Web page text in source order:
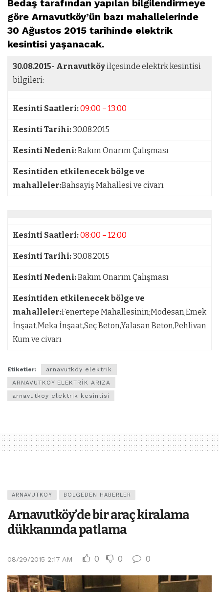
Bedaş tarafından yapılan bilgilendirmeye
göre Arnavutköy’ün bazı mahallelerinde
30 Ağustos 2015 tarihinde elektrik
kesintisi yaşanacak.
30.08.2015- Arnavutköyilçesinde elektrk kesintisi
bilgileri:
Kesinti Saatleri:09:00 – 13:00
Kesinti Tarihi: 30.08.2015
Kesinti Nedeni:Bakım Onarım Çalışması
Kesintiden etkilenecek bölge ve
mahalleler:Bahsayiş Mahallesi ve civarı
Kesinti Saatleri:08:00 – 12:00
Kesinti Tarihi: 30.08.2015
Kesinti Nedeni:Bakım Onarım Çalışması
Kesintiden etkilenecek bölge ve
mahalleler:Fenertepe Mahallesinin;Modesan,Emek
İnşaat,Meka İnşaat,Seç Beton,Yalasan Beton,Pehlivan
Kum ve civarı
Etiketler:
arnavutköy elektrik
ARNAVUTKÖY ELEKTRİK ARIZA
arnavutköy elektrik kesintisi
ARNAVUTKÖY BÖLGEDEN HABERLER
Arnavutköy’de bir araç kiralama
dükkanında patlama
08/29/2015 2:17 AM 0 0 0